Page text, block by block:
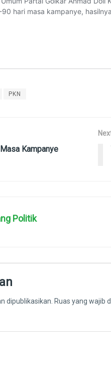
PKN
Kampanye
Politik
dipublikasikan. Ruas yang wajib